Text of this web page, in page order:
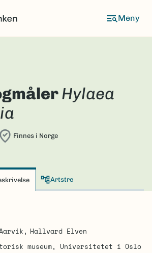
Hylaea
Finnes i Norge
Artstre
Hallvard Elven
museum, Universitetet i Oslo